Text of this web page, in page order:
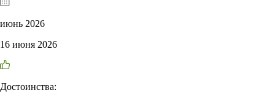
июнь 2026
16 июня 2026
Достоинства: